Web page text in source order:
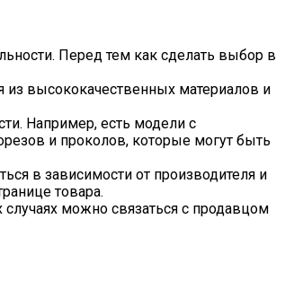
Перед тем как сделать выбор в
из высококачественных материалов и
Например, есть модели с
и проколов, которые могут быть
в зависимости от производителя и
товара.
случаях можно связаться с продавцом